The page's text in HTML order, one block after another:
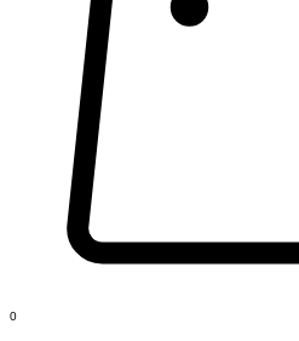
0